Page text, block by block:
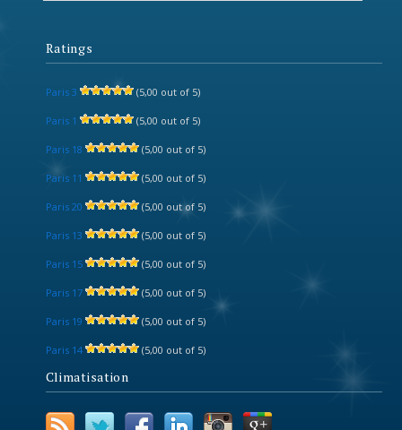
Ratings
Paris 3 (5,00 out of 5)
Paris 1 (5,00 out of 5)
Paris 18 (5,00 out of 5)
Paris 11 (5,00 out of 5)
Paris 20 (5,00 out of 5)
Paris 13 (5,00 out of 5)
Paris 15 (5,00 out of 5)
Paris 17 (5,00 out of 5)
Paris 19 (5,00 out of 5)
Paris 14 (5,00 out of 5)
Climatisation